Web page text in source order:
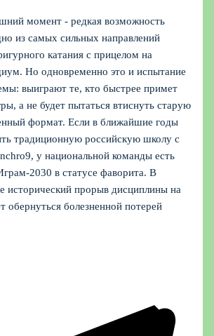
момент - редкая возможность
из самых сильных направлений
катания с прицелом на
Но одновременно это и испытание
выиграют те, кто быстрее примет
а не будет пытаться втиснуть старую
формат. Если в ближайшие годы
традиционную российскую школу с
у национальной команды есть
2030 в статусе фаворита. В
исторический прорыв дисциплины на
болезненной потерей